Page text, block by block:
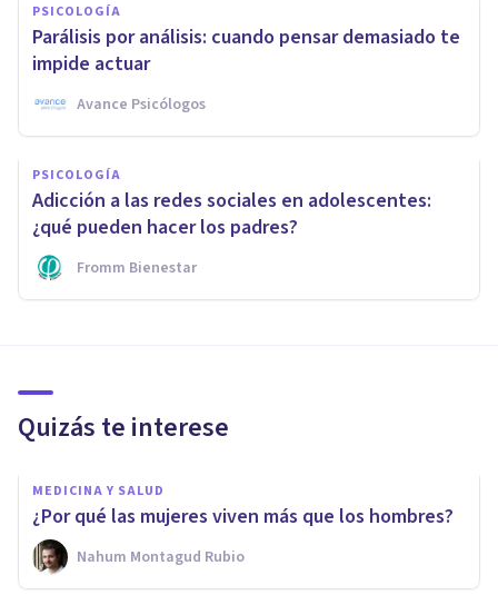
PSICOLOGÍA
Parálisis por análisis: cuando pensar demasiado te
impide actuar
Avance Psicólogos
PSICOLOGÍA
Adicción a las redes sociales en adolescentes:
¿qué pueden hacer los padres?
Fromm Bienestar
Quizás te interese
MEDICINA Y SALUD
¿Por qué las mujeres viven más que los hombres?
Nahum Montagud Rubio